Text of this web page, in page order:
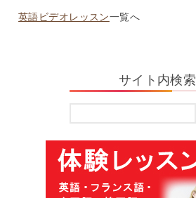
英語ビデオレッスン一覧へ
サイト内検索